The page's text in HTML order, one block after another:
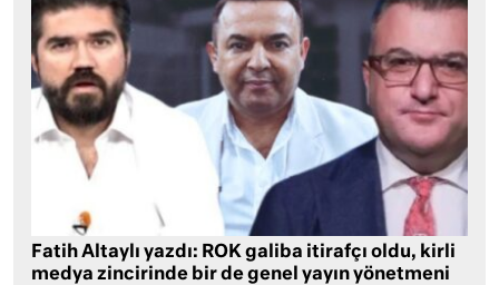
Fatih Altaylı yazdı: ROK galiba itirafçı oldu, kirli
medya zincirinde bir de genel yayın yönetmeni